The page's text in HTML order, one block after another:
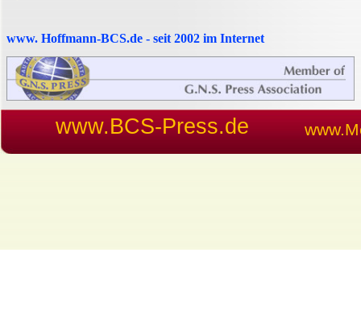
www. Hoffmann-BCS.de - seit 2002 im Internet
www.BCS-Press.de